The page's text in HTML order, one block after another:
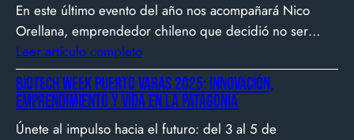
En este último evento del año nos acompañará Nico
Orellana, emprendedor chileno que decidió no ser
gerente, sino constructor de impacto. Desde que en
2007 fundó Webprendedor (¡un visionario!), evento
que buscó dar visibilidad al emprendimiento
tecnológico en Chile, hasta fundar Welcu, la primera
empresa latinoamericana acelerada por 500 Startups en
Leer artículo completo
Biotech Week Puerto Varas 2025: Innovación,
emprendimiento y vida en la Patagonia
Únete al impulso hacia el futuro: del 3 al 5 de